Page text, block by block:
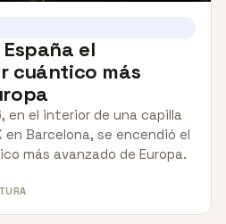
el
cuántico más
en el interior de una capilla
Barcelona, se encendió el
más avanzado de Europa.